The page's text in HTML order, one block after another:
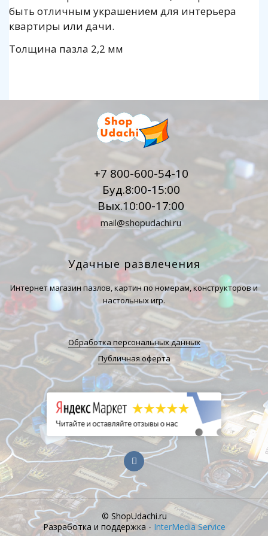
быть отличным украшением для интерьера
квартиры или дачи.
Толщина пазла 2,2 мм
+7 800-600-54-10
Буд.8:00-15:00
Вых.10:00-17:00
mail@shopudachi.ru
Удачные развлечения
Интернет магазин пазлов, картин по номерам, конструкторов и
настольных игр.
Обработка персональных данных
Публичная оферта
© ShopUdachi.ru
Разработка и поддержка - InterMedia Service